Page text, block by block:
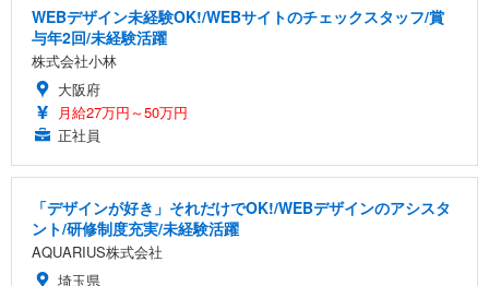
WEBデザイン未経験OK!/WEBサイトのチェックスタッフ/賞
与年2回/未経験活躍
株式会社小林
大阪府
月給27万円～50万円
正社員
「デザインが好き」それだけでOK!/WEBデザインのアシスタ
ント/研修制度充実/未経験活躍
AQUARIUS株式会社
埼玉県